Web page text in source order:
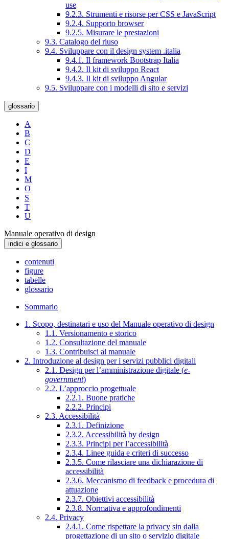
use
9.2.3. Strumenti e risorse per CSS e JavaScript
9.2.4. Supporto browser
9.2.5. Misurare le prestazioni
9.3. Catalogo del riuso
9.4. Sviluppare con il design system .italia
9.4.1. Il framework Bootstrap Italia
9.4.2. Il kit di sviluppo React
9.4.3. Il kit di sviluppo Angular
9.5. Sviluppare con i modelli di sito e servizi
glossario
A
B
C
D
E
I
M
O
S
T
U
Manuale operativo di design
indici e glossario
contenuti
figure
tabelle
glossario
Sommario
1. Scopo, destinatari e uso del Manuale operativo di design
1.1. Versionamento e storico
1.2. Consultazione del manuale
1.3. Contribuisci al manuale
2. Introduzione al design per i servizi pubblici digitali
2.1. Design per l’amministrazione digitale (e-
government)
2.2. L’approccio progettuale
2.2.1. Buone pratiche
2.2.2. Principi
2.3. Accessibilità
2.3.1. Definizione
2.3.2. Accessibilità by design
2.3.3. Principi per l’accessibilità
2.3.4. Linee guida e criteri di successo
2.3.5. Come rilasciare una dichiarazione di
accessibilità
2.3.6. Meccanismo di feedback e procedura di
attuazione
2.3.7. Obiettivi accessibilità
2.3.8. Normativa e approfondimenti
2.4. Privacy
2.4.1. Come rispettare la privacy sin dalla
progettazione di un sito o servizio digitale